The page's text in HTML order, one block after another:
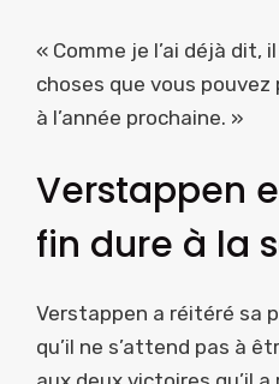
« Comme je l’ai déjà dit,
choses que vous
à l’année prochaine. »
Verstappen
fin dure à la
Verstappen a réitéré sa
qu’il ne s’attend pas à